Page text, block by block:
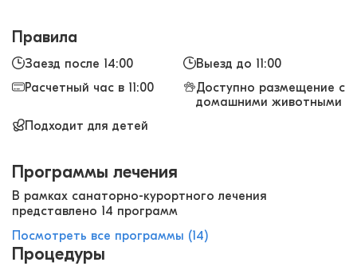
Правила
Заезд после 14:00
Выезд до 11:00
Расчетный час в 11:00
Доступно размещение с
домашними животными
Подходит для детей
Программы лечения
В рамках санаторно-курортного лечения
представлено 14 программ
Посмотреть все программы (14)
Процедуры